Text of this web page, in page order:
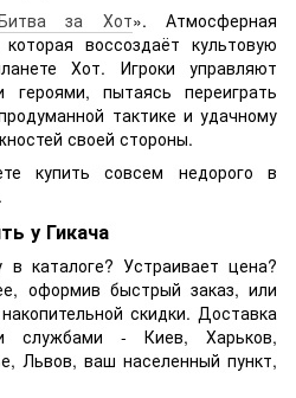
за Хот». Атмосферная
которая воссоздаёт культовую
Хот. Игроки управляют
героями, пытаясь переиграть
тактике и удачному
своей стороны.
купить совсем недорого в
у Гикача
в каталоге? Устраивает цена?
оформив быстрый заказ, или
скидки. Доставка
службами - Киев, Харьков,
Львов, ваш населенный пункт,